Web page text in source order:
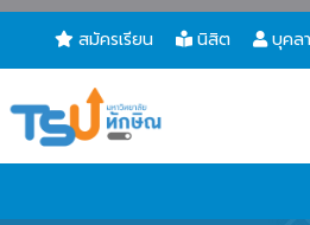
สมัครเรียน นิสิต บุคล